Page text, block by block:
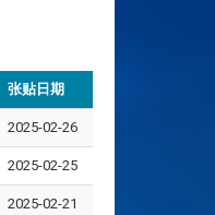
张贴日期
2025-02-26
2025-02-25
2025-02-21